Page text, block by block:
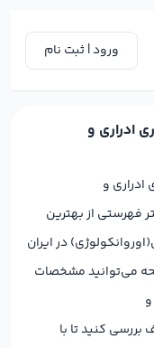
ورود | ثبت نام
ادراري و
ادراري و
فهرستی از بهترین
در ایران
می‌توانید مشخصات
کنید تا با